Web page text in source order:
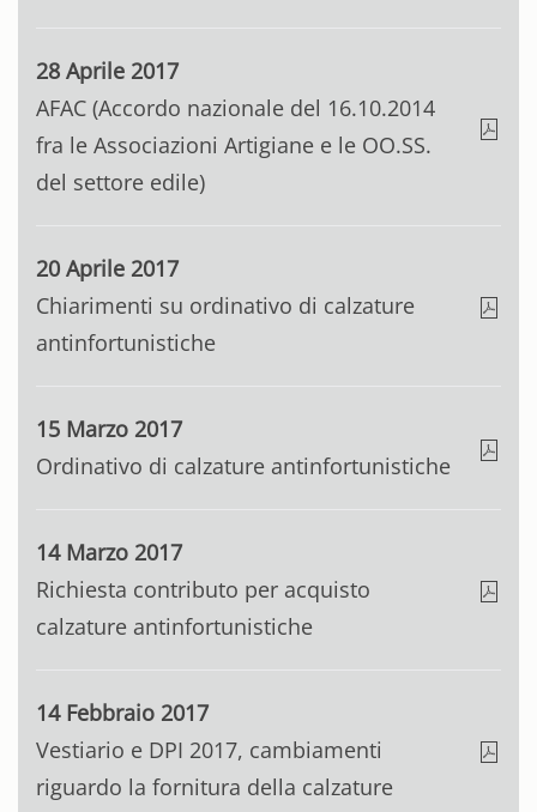
28 Aprile 2017
AFAC (Accordo nazionale del 16.10.2014
fra le Associazioni Artigiane e le OO.SS.
del settore edile)
20 Aprile 2017
Chiarimenti su ordinativo di calzature
antinfortunistiche
15 Marzo 2017
Ordinativo di calzature antinfortunistiche
14 Marzo 2017
Richiesta contributo per acquisto
calzature antinfortunistiche
14 Febbraio 2017
Vestiario e DPI 2017, cambiamenti
riguardo la fornitura della calzature